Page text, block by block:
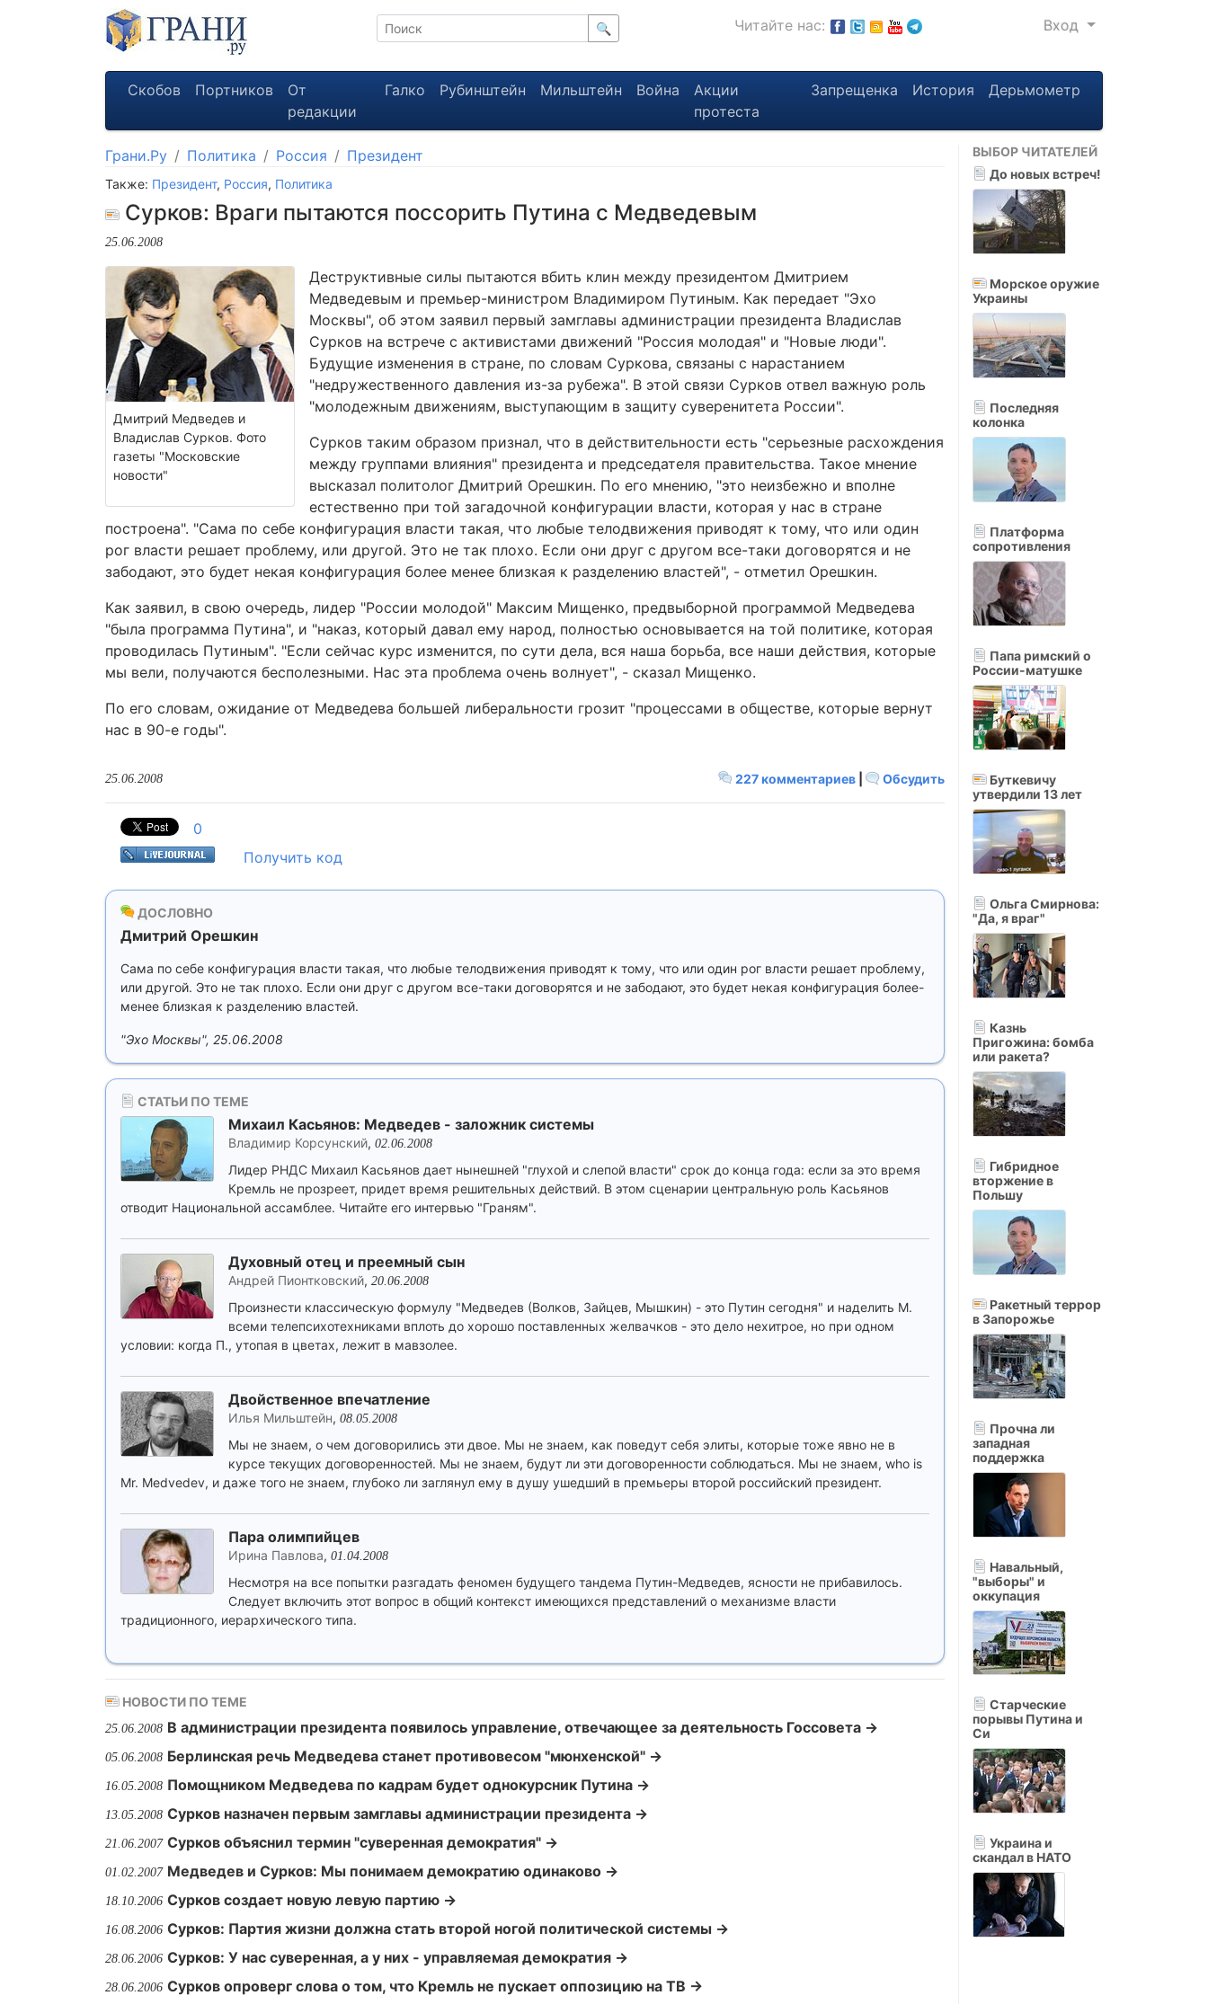
🔍 Читайте нас: Вход
Скобов Портников
От
редакции
Галко Рубинштейн Мильштейн Война
Акции
протеста
Запрещенка История Дерьмометр
Грани.Ру Политика Россия Президент
Также: Президент, Россия, Политика
Сурков: Враги пытаются поссорить Путина с Медведевым
25.06.2008
Дмитрий Медведев и
Владислав Сурков. Фото
газеты "Московские
новости"
Деструктивные силы пытаются вбить клин между президентом Дмитрием
Медведевым и премьер-министром Владимиром Путиным. Как передает "Эхо
Москвы", об этом заявил первый замглавы администрации президента Владислав
Сурков на встрече с активистами движений "Россия молодая" и "Новые люди".
Будущие изменения в стране, по словам Суркова, связаны с нарастанием
"недружественного давления из-за рубежа". В этой связи Сурков отвел важную роль
"молодежным движениям, выступающим в защиту суверенитета России".
Сурков таким образом признал, что в действительности есть "серьезные расхождения
между группами влияния" президента и председателя правительства. Такое мнение
высказал политолог Дмитрий Орешкин. По его мнению, "это неизбежно и вполне
естественно при той загадочной конфигурации власти, которая у нас в стране
построена". "Сама по себе конфигурация власти такая, что любые телодвижения приводят к тому, что или один
рог власти решает проблему, или другой. Это не так плохо. Если они друг с другом все-таки договорятся и не
забодают, это будет некая конфигурация более менее близкая к разделению властей", - отметил Орешкин.
Как заявил, в свою очередь, лидер "России молодой" Максим Мищенко, предвыборной программой Медведева
"была программа Путина", и "наказ, который давал ему народ, полностью основывается на той политике, которая
проводилась Путиным". "Если сейчас курс изменится, по сути дела, вся наша борьба, все наши действия, которые
мы вели, получаются бесполезными. Нас эта проблема очень волнует", - сказал Мищенко.
По его словам, ожидание от Медведева большей либеральности грозит "процессами в обществе, которые вернут
нас в 90-е годы".
227 комментариев Обсудить
25.06.2008
0
Получить код
ДОСЛОВНО
Дмитрий Орешкин
Сама по себе конфигурация власти такая, что любые телодвижения приводят к тому, что или один рог власти решает проблему,
или другой. Это не так плохо. Если они друг с другом все-таки договорятся и не забодают, это будет некая конфигурация более-
менее близкая к разделению властей.
"Эхо Москвы", 25.06.2008
СТАТЬИ ПО ТЕМЕ
Михаил Касьянов: Медведев - заложник системы
Владимир Корсунский, 02.06.2008
Лидер РНДС Михаил Касьянов дает нынешней "глухой и слепой власти" срок до конца года: если за это время
Кремль не прозреет, придет время решительных действий. В этом сценарии центральную роль Касьянов
отводит Национальной ассамблее. Читайте его интервью "Граням".
Духовный отец и преемный сын
Андрей Пионтковский, 20.06.2008
Произнести классическую формулу "Медведев (Волков, Зайцев, Мышкин) - это Путин сегодня" и наделить М.
всеми телепсихотехниками вплоть до хорошо поставленных желвачков - это дело нехитрое, но при одном
условии: когда П., утопая в цветах, лежит в мавзолее.
Двойственное впечатление
Илья Мильштейн, 08.05.2008
Мы не знаем, о чем договорились эти двое. Мы не знаем, как поведут себя элиты, которые тоже явно не в
курсе текущих договоренностей. Мы не знаем, будут ли эти договоренности соблюдаться. Мы не знаем, who is
Mr. Medvedev, и даже того не знаем, глубоко ли заглянул ему в душу ушедший в премьеры второй российский президент.
Пара олимпийцев
Ирина Павлова, 01.04.2008
Несмотря на все попытки разгадать феномен будущего тандема Путин-Медведев, ясности не прибавилось.
Следует включить этот вопрос в общий контекст имеющихся представлений о механизме власти
традиционного, иерархического типа.
НОВОСТИ ПО ТЕМЕ
25.06.2008 В администрации президента появилось управление, отвечающее за деятельность Госсовета →
05.06.2008 Берлинская речь Медведева станет противовесом "мюнхенской" →
16.05.2008 Помощником Медведева по кадрам будет однокурсник Путина →
13.05.2008 Сурков назначен первым замглавы администрации президента →
21.06.2007 Сурков объяснил термин "суверенная демократия" →
01.02.2007 Медведев и Сурков: Мы понимаем демократию одинаково →
18.10.2006 Сурков создает новую левую партию →
16.08.2006 Сурков: Партия жизни должна стать второй ногой политической системы →
28.06.2006 Сурков: У нас суверенная, а у них - управляемая демократия →
28.06.2006 Сурков опроверг слова о том, что Кремль не пускает оппозицию на ТВ →
ВЫБОР ЧИТАТЕЛЕЙ
До новых встреч!
Морское оружие
Украины
Последняя
колонка
Платформа
сопротивления
Папа римский о
России-матушке
Буткевичу
утвердили 13 лет
Ольга Смирнова:
"Да, я враг"
Казнь
Пригожина: бомба
или ракета?
Гибридное
вторжение в
Польшу
Ракетный террор
в Запорожье
Прочна ли
западная
поддержка
Навальный,
"выборы" и
оккупация
Старческие
порывы Путина и
Си
Украина и
скандал в НАТО